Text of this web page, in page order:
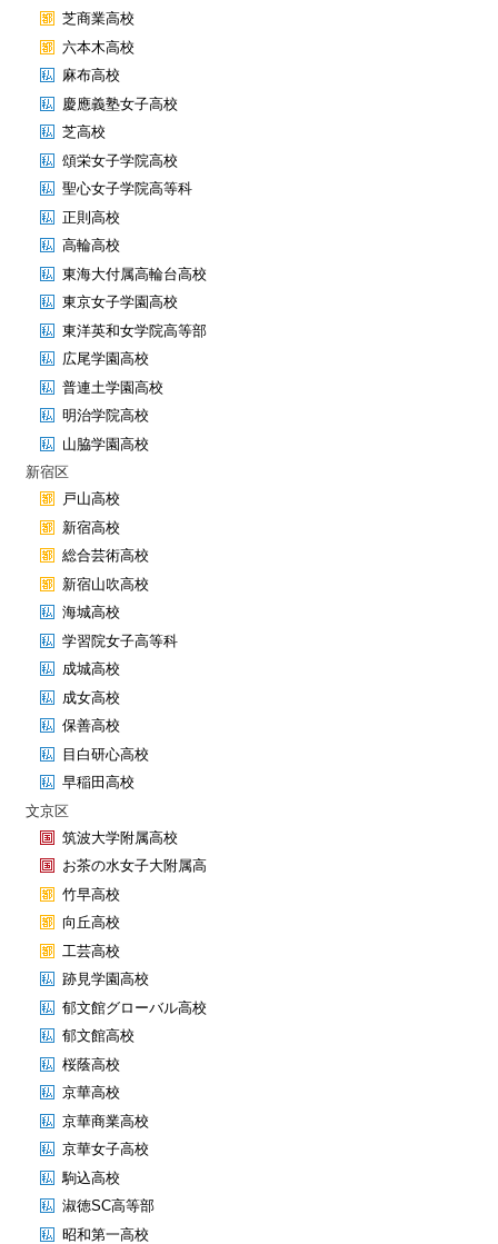
芝商業高校
六本木高校
麻布高校
慶應義塾女子高校
芝高校
頌栄女子学院高校
聖心女子学院高等科
正則高校
高輪高校
東海大付属高輪台高校
東京女子学園高校
東洋英和女学院高等部
広尾学園高校
普連土学園高校
明治学院高校
山脇学園高校
新宿区
戸山高校
新宿高校
総合芸術高校
新宿山吹高校
海城高校
学習院女子高等科
成城高校
成女高校
保善高校
目白研心高校
早稲田高校
文京区
筑波大学附属高校
お茶の水女子大附属高
竹早高校
向丘高校
工芸高校
跡見学園高校
郁文館グローバル高校
郁文館高校
桜蔭高校
京華高校
京華商業高校
京華女子高校
駒込高校
淑徳SC高等部
昭和第一高校